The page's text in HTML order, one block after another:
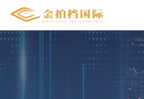
州人家园3栋1101室金拍档国际